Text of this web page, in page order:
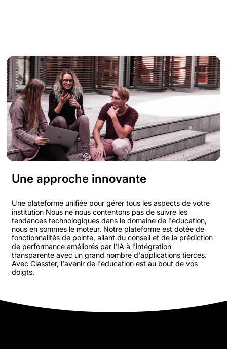
Une approche innovante
Une plateforme unifiée pour gérer tous les aspects de votre
institution Nous ne nous contentons pas de suivre les
tendances technologiques dans le domaine de l'éducation,
nous en sommes le moteur. Notre plateforme est dotée de
fonctionnalités de pointe, allant du conseil et de la prédiction
de performance améliorés par l'IA à l'intégration
transparente avec un grand nombre d'applications tierces.
Avec Classter, l'avenir de l'éducation est au bout de vos
doigts.